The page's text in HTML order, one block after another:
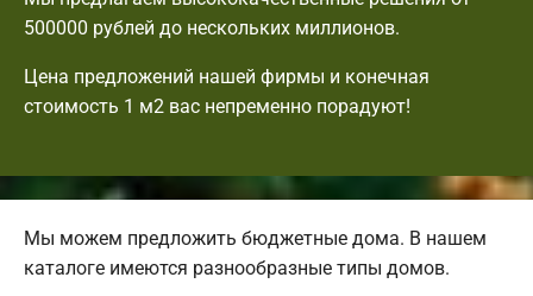
500000 рублей до нескольких миллионов.
Цена предложений нашей фирмы и конечная
стоимость 1 м2 вас непременно порадуют!
Мы можем предложить бюджетные дома. В нашем
каталоге имеются разнообразные типы домов.